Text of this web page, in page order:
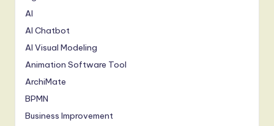
AI
AI Chatbot
AI Visual Modeling
Animation Software Tool
ArchiMate
BPMN
Business Improvement